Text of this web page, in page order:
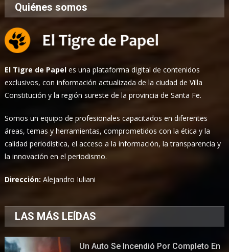
Quiénes somos
El Tigre de Papeles una plataforma digital de contenidos
exclusivos, con información actualizada de la ciudad de Villa
Constitución y la región sureste de la provincia de Santa Fe.
Somos un equipo de profesionales capacitados en diferentes
áreas, temas y herramientas, comprometidos con la ética y la
calidad periodística, el acceso a la información, la transparencia y
la innovación en el periodismo.
Dirección:Alejandro Iuliani
LAS MÁS LEÍDAS
Un Auto Se Incendió Por Completo En